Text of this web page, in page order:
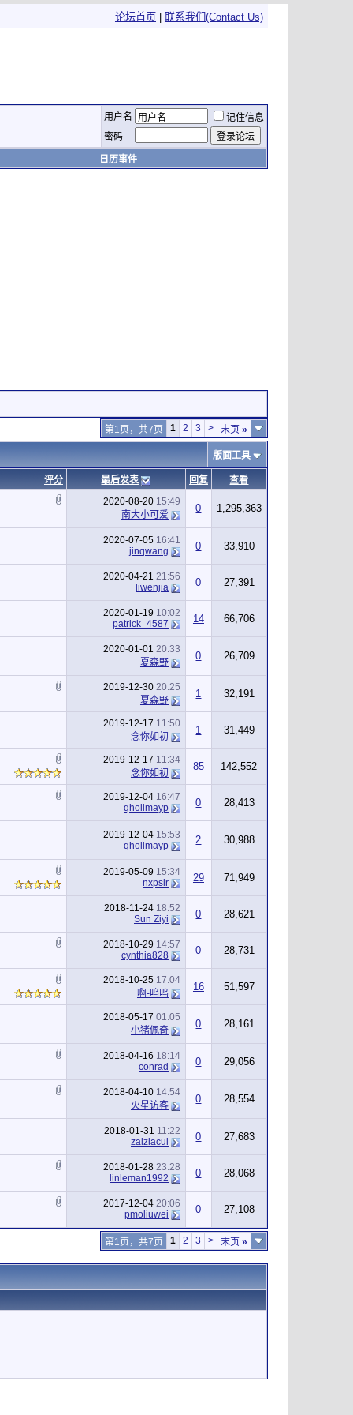
论坛首页 联系我们(Contact Us)
用户名
记住信息
密码
日历事件
第1页，共7页 1 2 3 > 末页 »
版面工具
评分 最后发表 回复 查看
2020-08-20 15:49
南大小可爱
0 1,295,363
2020-07-05 16:41
jinqwang
0 33,910
2020-04-21 21:56
liwenjia
0 27,391
2020-01-19 10:02
patrick_4587
14 66,706
2020-01-01 20:33
夏森野
0 26,709
2019-12-30 20:25
夏森野
1 32,191
2019-12-17 11:50
念你如初
1 31,449
2019-12-17 11:34
念你如初
85 142,552
2019-12-04 16:47
qhoilmayp
0 28,413
2019-12-04 15:53
qhoilmayp
2 30,988
2019-05-09 15:34
nxpsir
29 71,949
2018-11-24 18:52
Sun Ziyi
0 28,621
2018-10-29 14:57
cynthia828
0 28,731
2018-10-25 17:04
啊-呜呜
16 51,597
2018-05-17 01:05
小猪佩奇
0 28,161
2018-04-16 18:14
conrad
0 29,056
2018-04-10 14:54
火星访客
0 28,554
2018-01-31 11:22
zaiziacui
0 27,683
2018-01-28 23:28
linleman1992
0 28,068
2017-12-04 20:06
pmoliuwei
0 27,108
第1页，共7页 1 2 3 > 末页 »